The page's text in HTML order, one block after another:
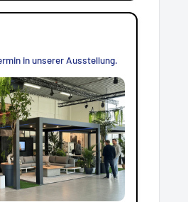
in unserer Ausstellung.